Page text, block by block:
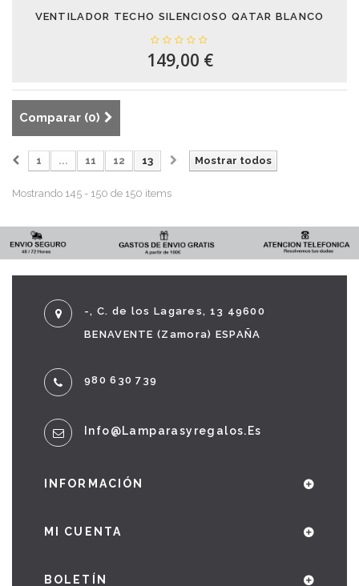
VENTILADOR TECHO SILENCIOSO QATAR BLANCO
149,00 €
Comparar (0)
Mostrar todos
1 ... 11 12 13
Mostrando 145 - 150 de 150 items
-, C. de los Lagares, 13 49600
BENAVENTE (Zamora) ESPAÑA
980 630 739
Info@lamparasyregalos.es
INFORMACIÓN
MI CUENTA
BOLETÍN